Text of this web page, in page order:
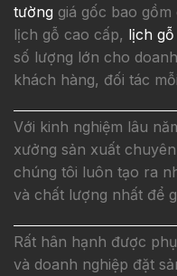
tường giá gốc bao gồm
lịch gỗ cao cấp, lịch
số lượng lớn cho
khách hàng, đối tác
Với kinh nghiệm lâu
xưởng sản xuất
chúng tôi luôn tạo ra
và chất lượng nhất để
Rất hân hạnh được
và doanh nghiệp đặt